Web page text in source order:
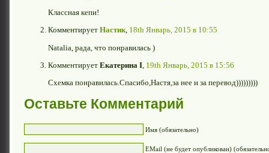
Классная кепи!
Комментирует Настик, 18th Январь, 2015 в 10:55
Natalia, рада, что понравилась )
Комментирует Екатерина I 19th Январь, 2015 в 15:56
Схемка понравилась.Спасибо,Настя,за нее и за перевод)))))))))
Оставьте Комментарий
Имя (обязательно)
EMail (не будет опубликован)